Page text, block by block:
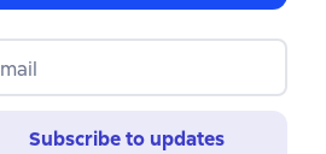
Subscribe to updates